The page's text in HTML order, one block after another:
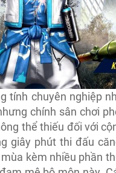
tính chuyên nghiệp
chính sân chơi
thể thiếu đối với
giây phút thi đấu
kèm nhiều phần